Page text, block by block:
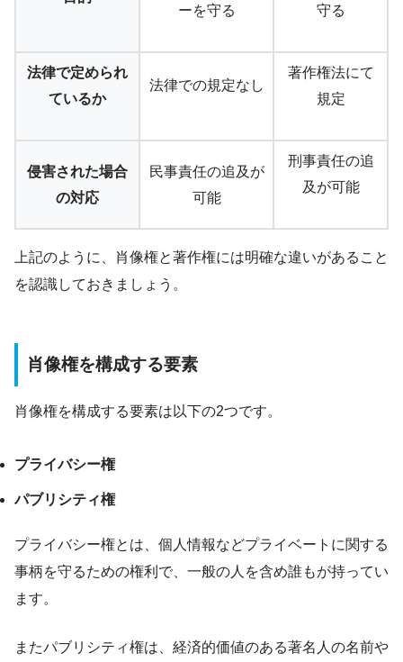
ーを守る
守る
法律で定められ
ているか
法律での規定なし
著作権法にて
規定
侵害された場合
の対応
民事責任の追及が
可能
刑事責任の追
及が可能
上記のように、肖像権と著作権には明確な違いがあること
を認識しておきましょう。
肖像権を構成する要素
肖像権を構成する要素は以下の2つです。
プライバシー権
パブリシティ権
プライバシー権とは、個人情報などプライベートに関する
事柄を守るための権利で、一般の人を含め誰もが持ってい
ます。
またパブリシティ権は、経済的価値のある著名人の名前や